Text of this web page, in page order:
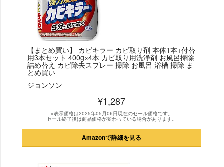
【まとめ買い】 カビキラー カビ取り剤 本体1本+付替
用3本セット 400g×4本 カビ取り用洗浄剤 お風呂掃除
詰め替え カビ除去スプレー 掃除 お風呂 浴槽 掃除 ま
とめ買い
ジョンソン
¥1,287
※表示価格は2025年05月06日現在のセール価格です。
セール終了後は商品価格が変わっている場合があります。
Amazonで詳細を見る